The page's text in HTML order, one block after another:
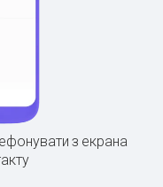
з екрана